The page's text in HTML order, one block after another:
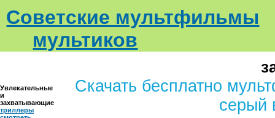
Советские мультфильмы
мультиков
Увлекательные
и
захватывающие
триллеры
Скачать бесплатно
серый